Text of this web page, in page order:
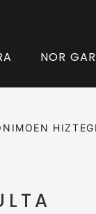
NOR